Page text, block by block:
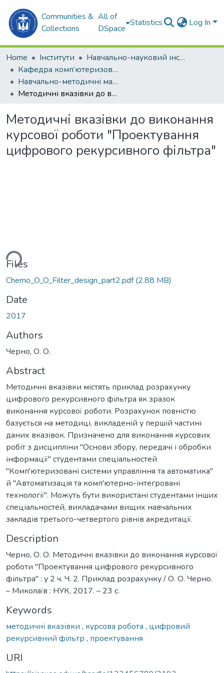
Communities &
Collections
All of
DSpace
Statistics Log In
Home Інститути
Навчально-науковий інститут автоматики та електротехніки (ННІАЕ)
Кафедра комп’ютеризованих систем управління (КСУ)
Навчально-методичні матеріали (КСУ)
Методичні вказівки до виконання курсової роботи "Проектування цифрового рекурсивного фільтра"
Методичні вказівки до виконання
курсової роботи "Проектування
цифрового рекурсивного фільтра"
Files
Cherno_O_O_Filter_design_part2.pdf(2.88 MB)
Date
2017
Authors
Черно, О. О.
Abstract
Методичні вказівки містять приклад розрахунку
цифрового рекурсивного фільтра як зразок
виконання курсової роботи. Розрахунок повністю
базується на методиці, викладеній у першій частині
даних вказівок. Призначено для виконання курсових
робіт з дисципліни "Основи збору, передачі і обробки
інформації" студентами спеціальностей
"Комп'ютеризовані системи управління та автоматика"
й "Автоматизація та комп'ютерно-інтегровані
технології". Можуть бути використані студентами інших
спеціальностей, викладачами вищих навчальних
закладів третього-четвертого рівнів акредитації.
Description
Черно, О. О. Методичні вказівки до виконання курсової
роботи "Проектування цифрового рекурсивного
фільтра" : у 2 ч. Ч. 2. Приклад розрахунку / О. О. Черно.
– Миколаїв : НУК, 2017. – 23 с.
Keywords
методичні вказівки , курсова робота , цифровий
рекурсивний фільтр , проектування
URI